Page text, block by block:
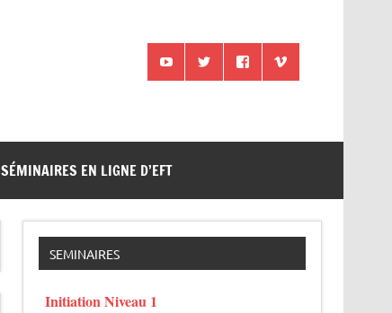
SÉMINAIRES EN LIGNE D’EFT
SEMINAIRES
Initiation Niveau 1